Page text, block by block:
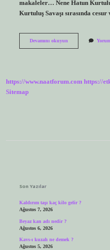
makaleler… Nene Hatun
Kurtuluş Savaşı sırasında
Devamını okuyunHatun
https://www.naatforum.com https://
Sitemap
Son Yazılar
Kaldırım taşı kaç kilo gelir ?
Ağustos 7, 2026
Beyaz kan adı nedir ?
Ağustos 6, 2026
Kavs-ı kuzah ne demek ?
Ağustos 5, 2026